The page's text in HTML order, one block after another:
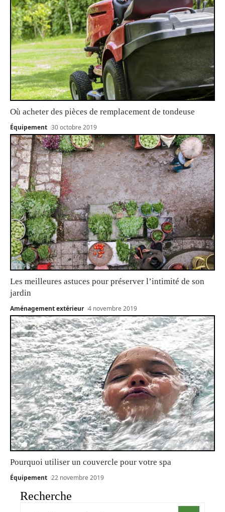
Où acheter des pièces de remplacement de tondeuse
Équipement 30 octobre 2019
Les meilleures astuces pour préserver l’intimité de son
jardin
Aménagement extérieur 4 novembre 2019
Pourquoi utiliser un couvercle pour votre spa
Équipement 22 novembre 2019
Recherche